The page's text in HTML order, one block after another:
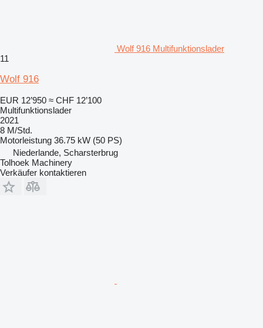
Wolf 916 Multifunktionslader
11
Wolf 916
EUR 12’950 ≈ CHF 12’100
Multifunktionslader
2021
8 M/Std.
Motorleistung 36.75 kW (50 PS)
Niederlande, Scharsterbrug
Tolhoek Machinery
Verkäufer kontaktieren